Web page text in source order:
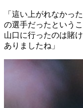
「這い上がれなかっ
の選手だったという
山口に行ったのは賭
ありましたね」